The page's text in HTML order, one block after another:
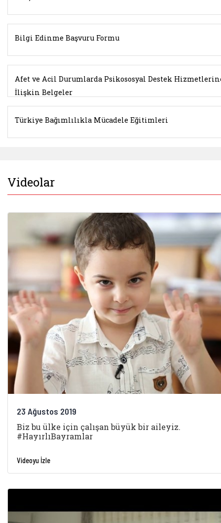
Bilgi Edinme Başvuru Formu
Afet ve Acil Durumlarda Psikososyal Destek
İlişkin Belgeler
Türkiye Bağımlılıkla Mücadele Eğitimleri
Videolar
23 Ağustos 2019
Biz bu ülke için çalışan büyük bir aileyiz.
#HayırlıBayramlar
Videoyu İzle